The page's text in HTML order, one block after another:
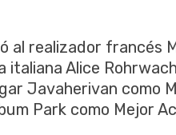
al realizador francés
italiana Alice
Javaherivan como
Park como Mejor